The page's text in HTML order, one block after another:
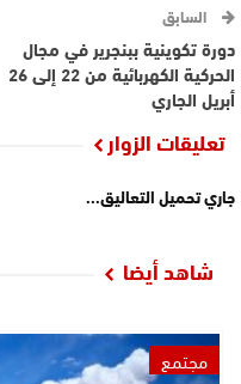
السابق
دورة تكوينية ببنجرير في مجال
الحركية الكهربائية من 22 إلى 26
أبريل الجاري
تعليقات الزوار
جاري تحميل التعاليق...
شاهد أيضا
مجتمع